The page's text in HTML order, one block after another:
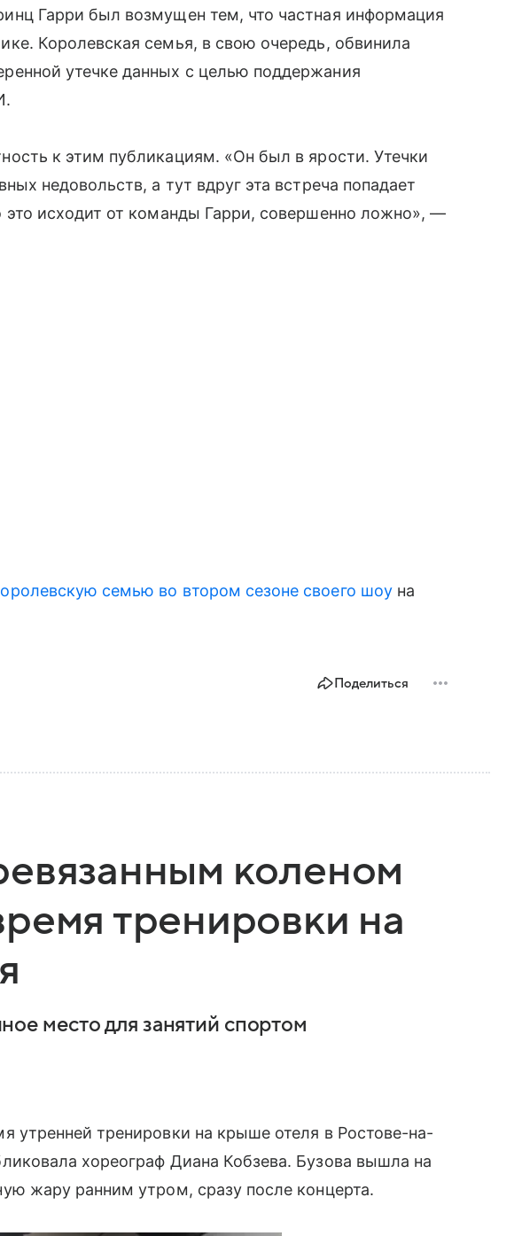
Гарри был возмущен тем, что частная информация
Королевская семья, в свою очередь, обвинила
утечке данных с целью поддержания
к этим публикациям. «Он был в ярости. Утечки
недовольств, а тут вдруг эта встреча попадает
это исходит от команды Гарри, совершенно ложно», —
семью во втором сезоне своего шоуна
Поделиться
коленом
тренировки на
место для занятий спортом
утренней тренировки на крыше отеля в Ростове-на-
хореограф Диана Кобзева. Бузова вышла на
жару ранним утром, сразу после концерта.